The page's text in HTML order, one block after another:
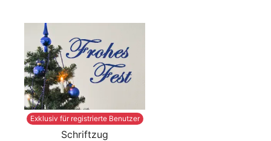
Exklusiv für registrierte Benutzer
Schriftzug